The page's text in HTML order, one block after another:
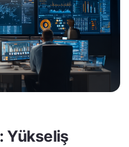
Yükseliş